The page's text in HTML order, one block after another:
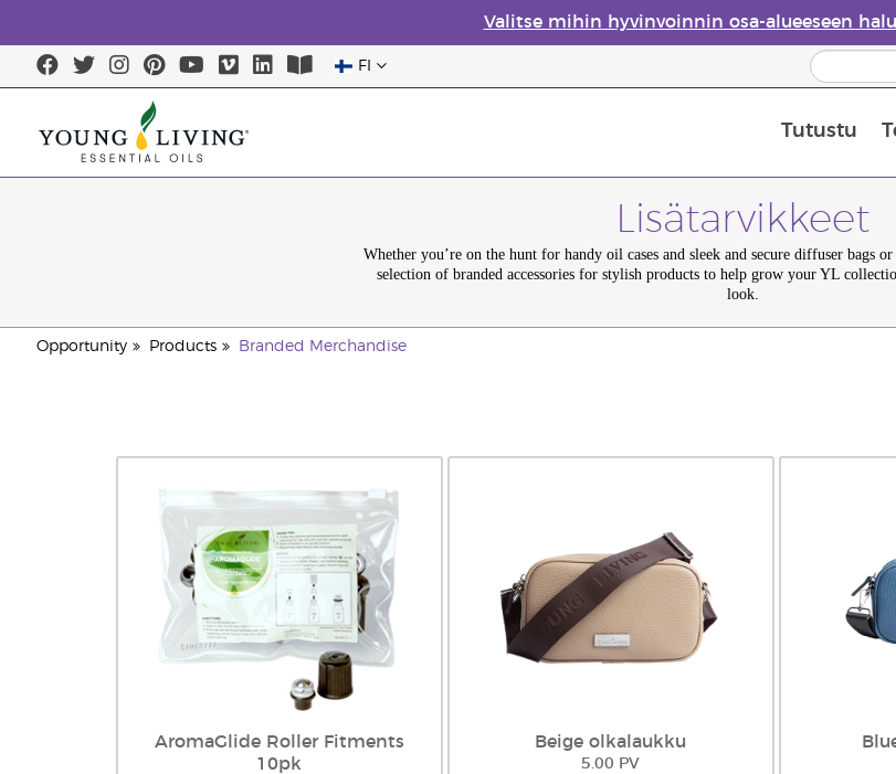
Valitse mihin hyvinvoinnin osa-alueeseen
FI
Tutustu
Lisätarvikkeet
Whether you’re on the hunt for handy oil cases and sleek and secure diffuser bags
selection of branded accessories for stylish products to help grow your YL
look.
Opportunity Products Branded Merchandise
AromaGlide Roller Fitments
10pk
Beige olkalaukku
5.00 PV